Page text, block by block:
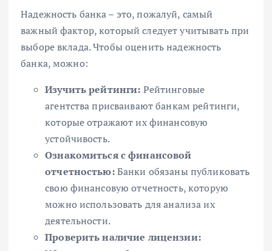
Надежность банка – это, пожалуй, самый
важный фактор, который следует учитывать при
выборе вклада. Чтобы оценить надежность
банка, можно:
Изучить рейтинги: Рейтинговые
агентства присваивают банкам рейтинги,
которые отражают их финансовую
устойчивость.
Ознакомиться с финансовой
отчетностью:Банки обязаны публиковать
свою финансовую отчетность, которую
можно использовать для анализа их
деятельности.
Проверить наличие лицензии: